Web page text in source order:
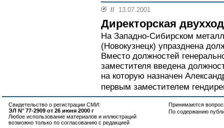
// 13.07.2001
Директорская
На Западно-Сибирском
(Новокузнецк) упразднена
Вместо должностей
заместителя введена
на которую назначен
первым заместителем
Свидетельство о регистрации СМИ:
ЭЛ N° 77-2909 от 26 июня 2000 г
Любое использование материалов и иллюстраций
возможно только по согласованию с редакцией
Принимаются
По содержанию